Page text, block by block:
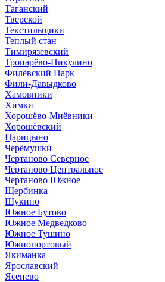
Таганский
Тверской
Текстильщики
Теплый стан
Тимирязевский
Тропарёво-Никулино
Филёвский Парк
Фили-Давыдково
Хамовники
Химки
Хорошёво-Мнёвники
Хорошёвский
Царицыно
Черёмушки
Чертаново Северное
Чертаново Центральное
Чертаново Южное
Щербинка
Щукино
Южное Бутово
Южное Медведково
Южное Тушино
Южнопортовый
Якиманка
Ярославский
Ясенево